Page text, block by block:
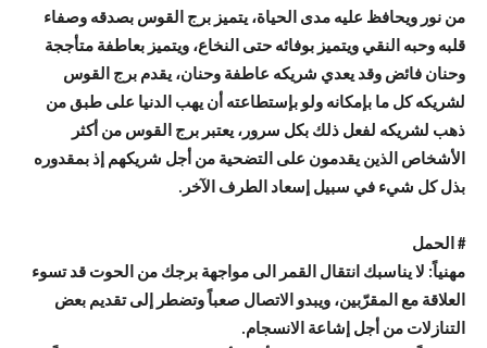
من نور ويحافظ عليه مدى الحياة، يتميز برج القوس بصدقه وصفاء
قلبه وحبه النقي ويتميز بوفائه حتى النخاع، ويتميز بعاطفة متأججة
وحنان فائض وقد يعدي شريكه عاطفة وحنان، يقدم برج القوس
لشريكه كل ما بإمكانه ولو بإستطاعته أن يهب الدنيا على طبق من
ذهب لشريكه لفعل ذلك بكل سرور، يعتبر برج القوس من أكثر
الأشخاص الذين يقدمون على التضحية من أجل شريكهم إذ بمقدوره
بذل كل شيء في سبيل إسعاد الطرف الآخر.
# الحمل
مهنياً: لا يناسبك انتقال القمر الى مواجهة برجك من الحوت قد تسوء
العلاقة مع المقرّبين، ويبدو الاتصال صعباً وتضطر إلى تقديم بعض
التنازلات من أجل إشاعة الانسجام.